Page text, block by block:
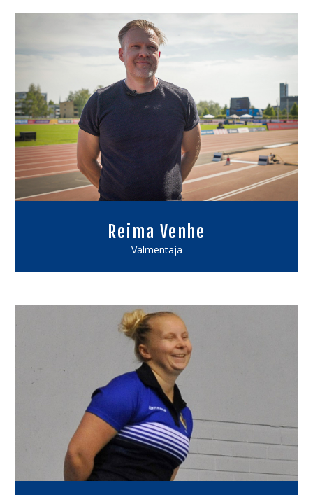
Reima Venhe
Valmentaja